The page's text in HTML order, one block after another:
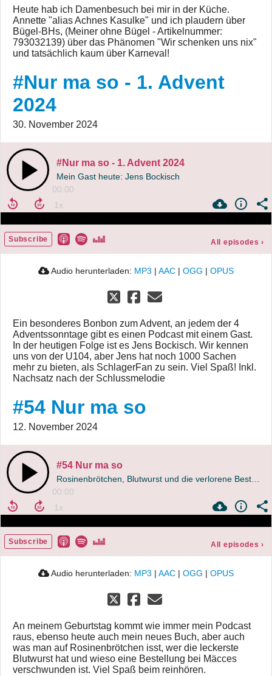
Heute hab ich Damenbesuch bei mir in der Küche.
Annette "alias Achnes Kasulke" und ich plaudern über
Bügel-BHs, (Meiner ohne Bügel - Artikelnummer:
793032139) über das Phänomen "Wir schenken uns nix"
und tatsächlich kaum über Karneval!
#Nur ma so - 1. Advent
2024
30. November 2024
#Nur ma so - 1. Advent 2024
Mein Gast heute: Jens Bockisch
00:00
Subscribe All episodes ›
Audio herunterladen: MP3 | AAC | OGG | OPUS
Ein besonderes Bonbon zum Advent, an jedem der 4
Adventssonntage gibt es einen Podcast mit einem Gast.
In der heutigen Folge ist es Jens Bockisch. Wir kennen
uns von der U104, aber Jens hat noch 1000 Sachen
mehr zu bieten, als SchlagerFan zu sein. Viel Spaß! Inkl.
Nachsatz nach der Schlussmelodie
#54 Nur ma so
12. November 2024
#54 Nur ma so
00:00
Subscribe All episodes ›
Audio herunterladen: MP3 | AAC | OGG | OPUS
An meinem Geburtstag kommt wie immer mein Podcast
raus, ebenso heute auch mein neues Buch, aber auch
was man auf Rosinenbrötchen isst, wer die leckerste
Blutwurst hat und wieso eine Bestellung bei Mäcces
verschwunden ist. Viel Spaß beim reinhören.